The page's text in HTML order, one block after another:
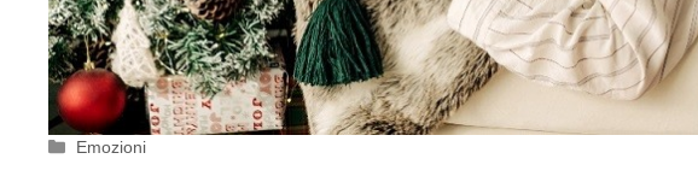
Categorie
Emozioni